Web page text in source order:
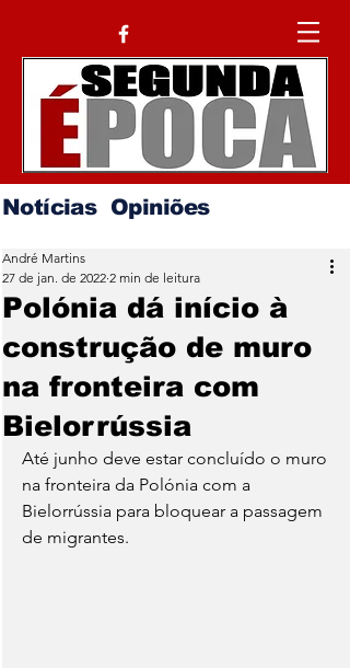
Notícias Opiniões
Polónia dá início à
construção de muro
na fronteira com
Bielorrússia
André Martins
27 de jan. de 2022 2 min de leitura
Até junho deve estar concluído o muro
na fronteira da Polónia com a
Bielorrússia para bloquear a passagem
de migrantes.